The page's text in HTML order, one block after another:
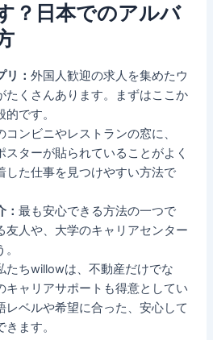
？日本でのアルバ
リ：外国人歓迎の求人を集めたウ
たくさんあります。まずはここか
です。
コンビニやレストランの窓に、
スターが貼られていることがよく
した仕事を見つけやすい方法で
：最も安心できる方法の一つで
友人や、大学のキャリアセンター
たちwillowは、不動産だけでな
キャリアサポートも得意としてい
レベルや希望に合った、安心して
ます。